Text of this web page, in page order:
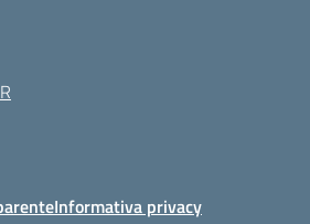
Informativa privacy